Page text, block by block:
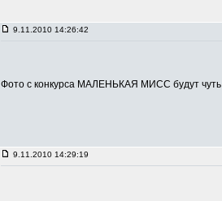
9.11.2010 14:26:42
Фото с конкурса МАЛЕНЬКАЯ МИСС будут
9.11.2010 14:29:19